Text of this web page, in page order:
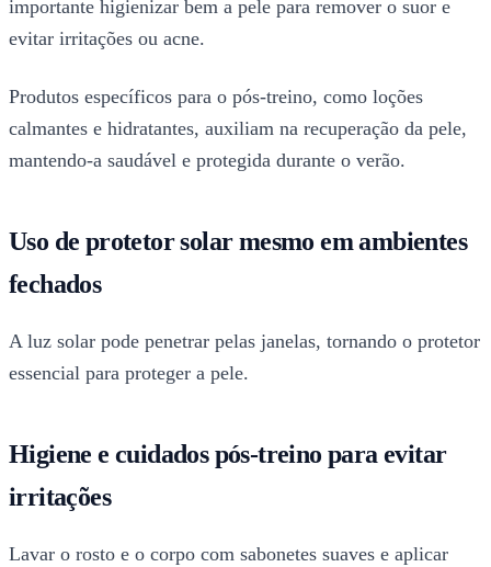
importante higienizar bem a pele para remover o suor e
evitar irritações ou acne.
Produtos específicos para o pós-treino, como loções
calmantes e hidratantes, auxiliam na recuperação da pele,
mantendo-a saudável e protegida durante o verão.
Uso de protetor solar mesmo em ambientes
fechados
A luz solar pode penetrar pelas janelas, tornando o protetor
essencial para proteger a pele.
Higiene e cuidados pós-treino para evitar
irritações
Lavar o rosto e o corpo com sabonetes suaves e aplicar